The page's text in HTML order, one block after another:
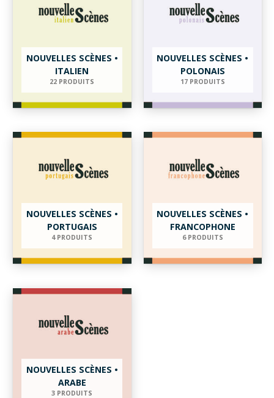
NOUVELLES SCÈNES •
ITALIEN
22 PRODUITS
NOUVELLES SCÈNES •
POLONAIS
17 PRODUITS
NOUVELLES SCÈNES •
PORTUGAIS
4 PRODUITS
NOUVELLES SCÈNES •
FRANCOPHONE
6 PRODUITS
NOUVELLES SCÈNES •
ARABE
3 PRODUITS